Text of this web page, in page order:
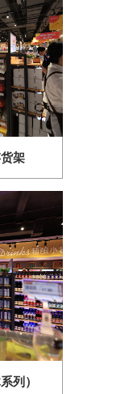
架
列）